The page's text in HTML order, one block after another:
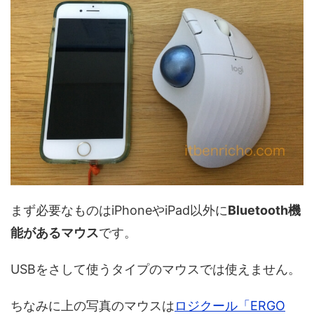
まず必要なものはiPhoneやiPad以外にBluetooth機
能があるマウスです。
USBをさして使うタイプのマウスでは使えません。
ちなみに上の写真のマウスはロジクール「ERGO